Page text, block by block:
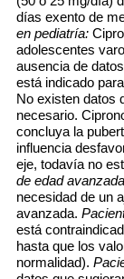
días exento de
en pediatría:
adolescentes
ausencia de
está indicado
No existen datos
necesario.
concluya la
influencia
eje, todavía no
de edad
necesidad de un
avanzada.
está
hasta que los
normalidad).